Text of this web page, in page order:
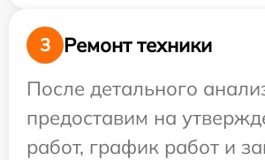
3
Ремонт техники
После детального
предоставим на
работ, график работ и